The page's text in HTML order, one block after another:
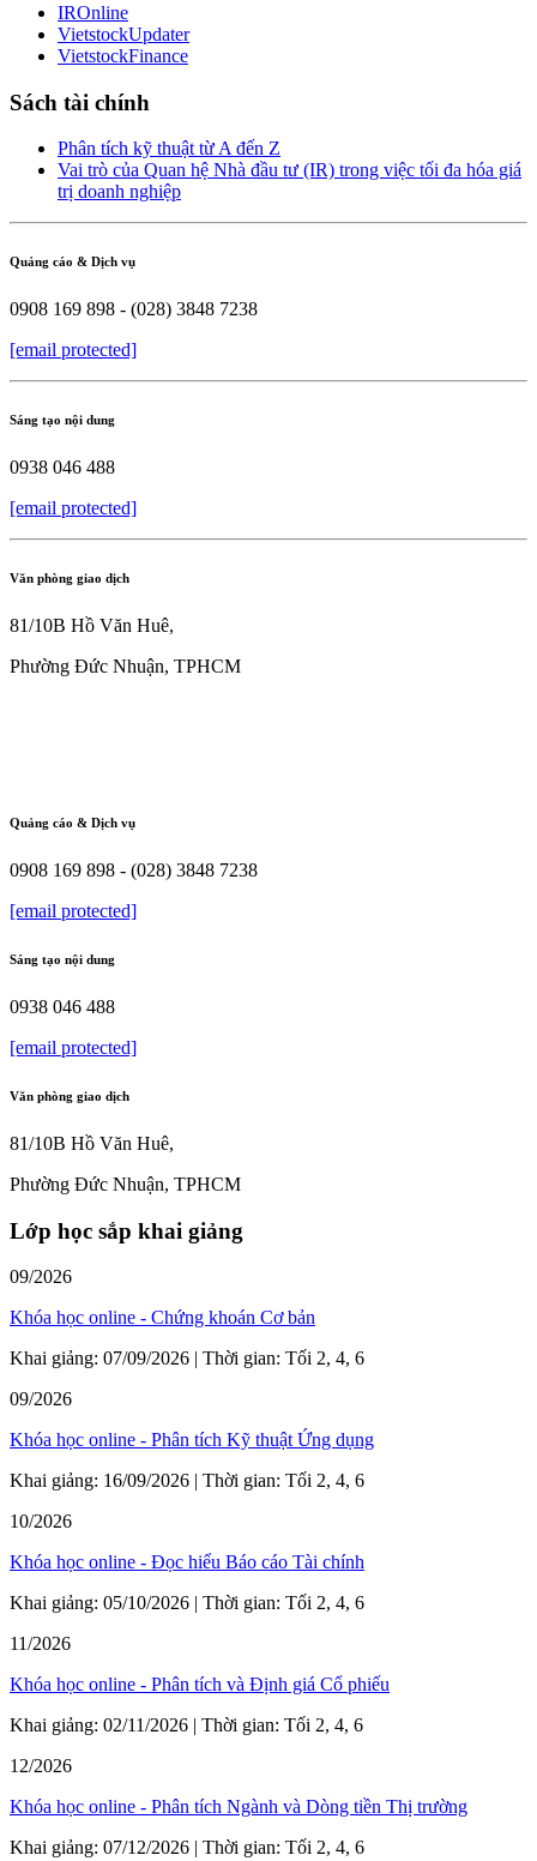
IROnline
VietstockUpdater
VietstockFinance
Sách tài chính
Phân tích kỹ thuật từ A đến Z
Vai trò của Quan hệ Nhà đầu tư (IR) trong việc tối đa hóa giá
trị doanh nghiệp
Quảng cáo & Dịch vụ
0908 169 898 - (028) 3848 7238
[email protected]
Sáng tạo nội dung
0938 046 488
[email protected]
Văn phòng giao dịch
81/10B Hồ Văn Huê,
Phường Đức Nhuận, TPHCM
Quảng cáo & Dịch vụ
0908 169 898 - (028) 3848 7238
[email protected]
Sáng tạo nội dung
0938 046 488
[email protected]
Văn phòng giao dịch
81/10B Hồ Văn Huê,
Phường Đức Nhuận, TPHCM
Lớp học sắp khai giảng
09/2026
Khóa học online - Chứng khoán Cơ bản
Khai giảng: 07/09/2026 | Thời gian: Tối 2, 4, 6
09/2026
Khóa học online - Phân tích Kỹ thuật Ứng dụng
Khai giảng: 16/09/2026 | Thời gian: Tối 2, 4, 6
10/2026
Khóa học online - Đọc hiểu Báo cáo Tài chính
Khai giảng: 05/10/2026 | Thời gian: Tối 2, 4, 6
11/2026
Khóa học online - Phân tích và Định giá Cổ phiếu
Khai giảng: 02/11/2026 | Thời gian: Tối 2, 4, 6
12/2026
Khóa học online - Phân tích Ngành và Dòng tiền Thị trường
Khai giảng: 07/12/2026 | Thời gian: Tối 2, 4, 6